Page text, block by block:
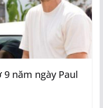
năm ngày Paul